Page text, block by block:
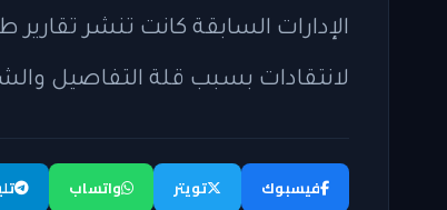
الإدارات السابقة كانت تنشر
لانتقادات بسبب قلة التفاصيل
فيسبوك تويتر واتساب